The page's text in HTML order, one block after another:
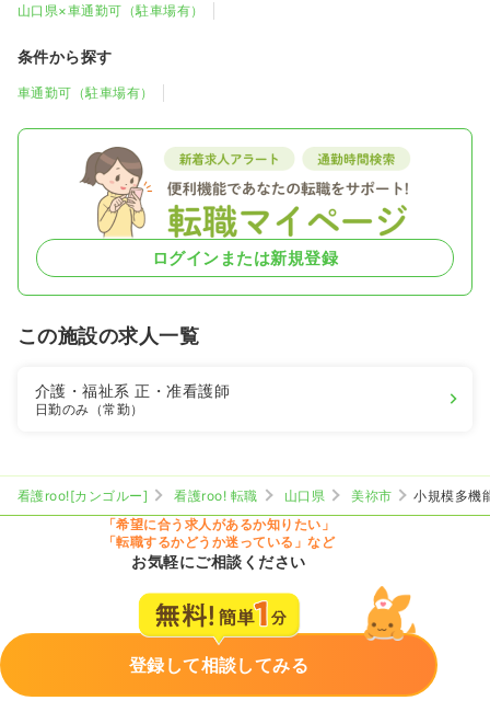
山口県×車通勤可（駐車場有）
条件から探す
車通勤可（駐車場有）
ログインまたは新規登録
この施設の求人一覧
介護・福祉系正・准看護師
日勤のみ（常勤）
看護roo![カンゴルー] 看護roo! 転職 山口県 美祢市
小規模多機
「希望に合う求人があるか知りたい」
「転職するかどうか迷っている」など
お気軽にご相談ください
登録して相談してみる